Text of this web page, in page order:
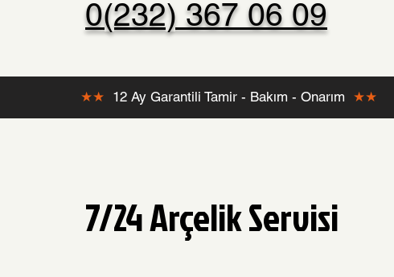
0(232) 367 06 09
★★ 12 Ay Garantili Tamir - Bakım - Onarım ★★
7/24 Arçelik Servisi